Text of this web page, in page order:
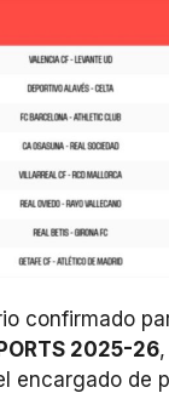
confirmado
2025-26
encargado de